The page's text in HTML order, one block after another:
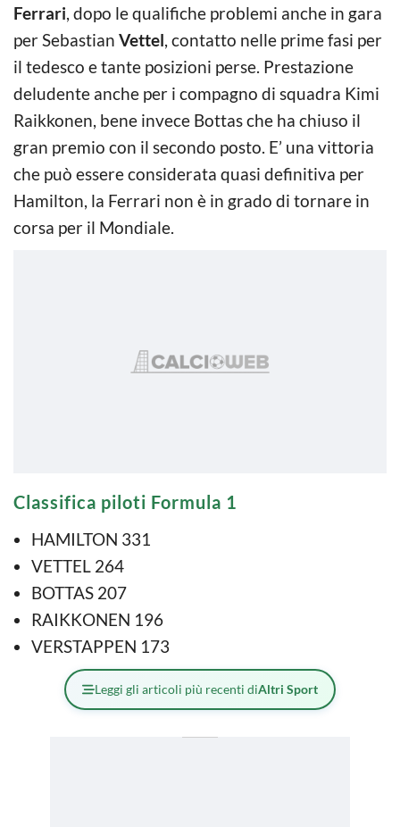
Ferrari, dopo le qualifiche problemi anche in gara
per Sebastian Vettel, contatto nelle prime fasi per
il tedesco e tante posizioni perse. Prestazione
deludente anche per i compagno di squadra Kimi
Raikkonen, bene invece Bottas che ha chiuso il
gran premio con il secondo posto. E’ una vittoria
che può essere considerata quasi definitiva per
Hamilton, la Ferrari non è in grado di tornare in
corsa per il Mondiale.
Classifica piloti Formula 1
HAMILTON 331
VETTEL 264
BOTTAS 207
RAIKKONEN 196
VERSTAPPEN 173
Leggi gli articoli più recenti diAltri Sport